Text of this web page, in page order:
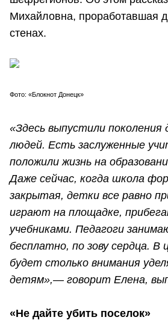
Михайловна, проработавшая
стенах.
Фото: «Блокнот Донецк»
«Здесь выпустили поколения
людей. Есть заслуженные
положили жизнь на
Даже сейчас, когда школа
закрытая, детки все равно
играют на площадке,
учебниками. Педагоги
бесплатно, по зову сердца. В
будет столько внимания
детям»,— говорит Елена,
«Не дайте убить поселок»